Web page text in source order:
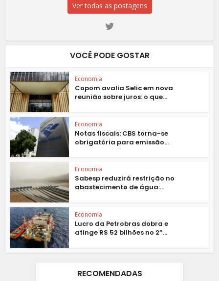
Ver todas as postagens
VOCÊ PODE GOSTAR
Economia
Copom avalia Selic em nova
reunião sobre juros: o que...
Economia
Notas fiscais: CBS torna-se
obrigatória para emissão...
Economia
Sabesp reduzirá restrição no
abastecimento de água:...
Economia
Lucro da Petrobras dobra e
atinge R$ 52 bilhões no 2º...
RECOMENDADAS